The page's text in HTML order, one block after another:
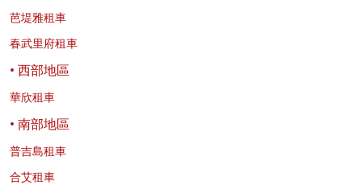
芭堤雅租車
春武里府租車
• 西部地區
華欣租車
• 南部地區
普吉島租車
合艾租車